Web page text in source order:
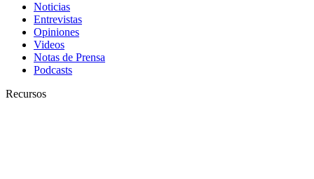
Noticias
Entrevistas
Opiniones
Videos
Notas de Prensa
Podcasts
Recursos